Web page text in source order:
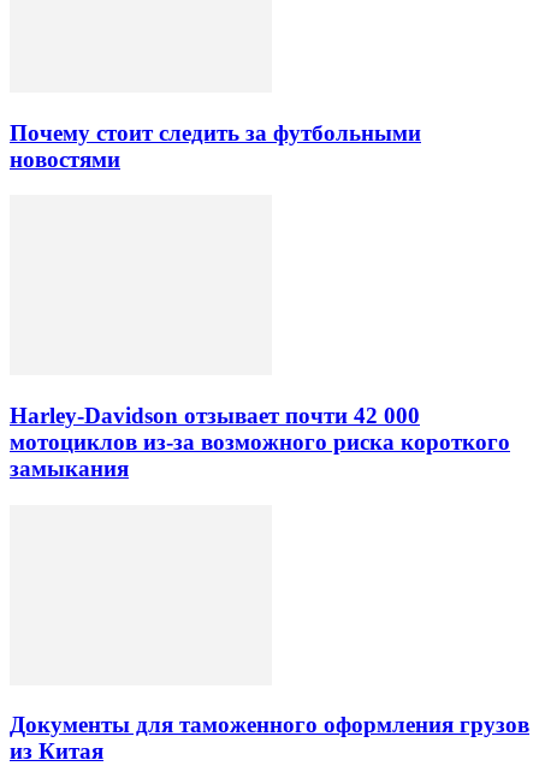
Почему стоит следить за футбольными
новостями
Harley-Davidson отзывает почти 42 000
мотоциклов из-за возможного риска короткого
замыкания
Документы для таможенного оформления грузов
из Китая